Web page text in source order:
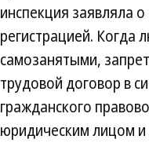
инспекция заявляла
регистрацией. Когда
самозанятыми,
трудовой договор в
гражданского
юридическим лицом